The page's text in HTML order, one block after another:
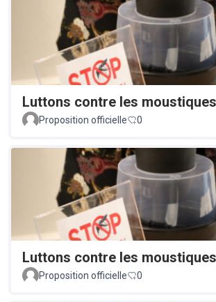
Luttons contre les
Proposition officielle
0
Luttons contre les
Proposition officielle
0